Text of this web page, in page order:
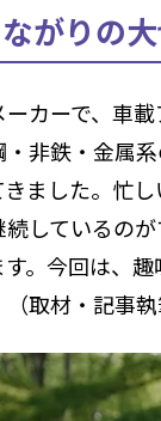
がりの
カーで、車
非鉄・金属
ました。忙
続しているの
。今回は、
取材・記事執